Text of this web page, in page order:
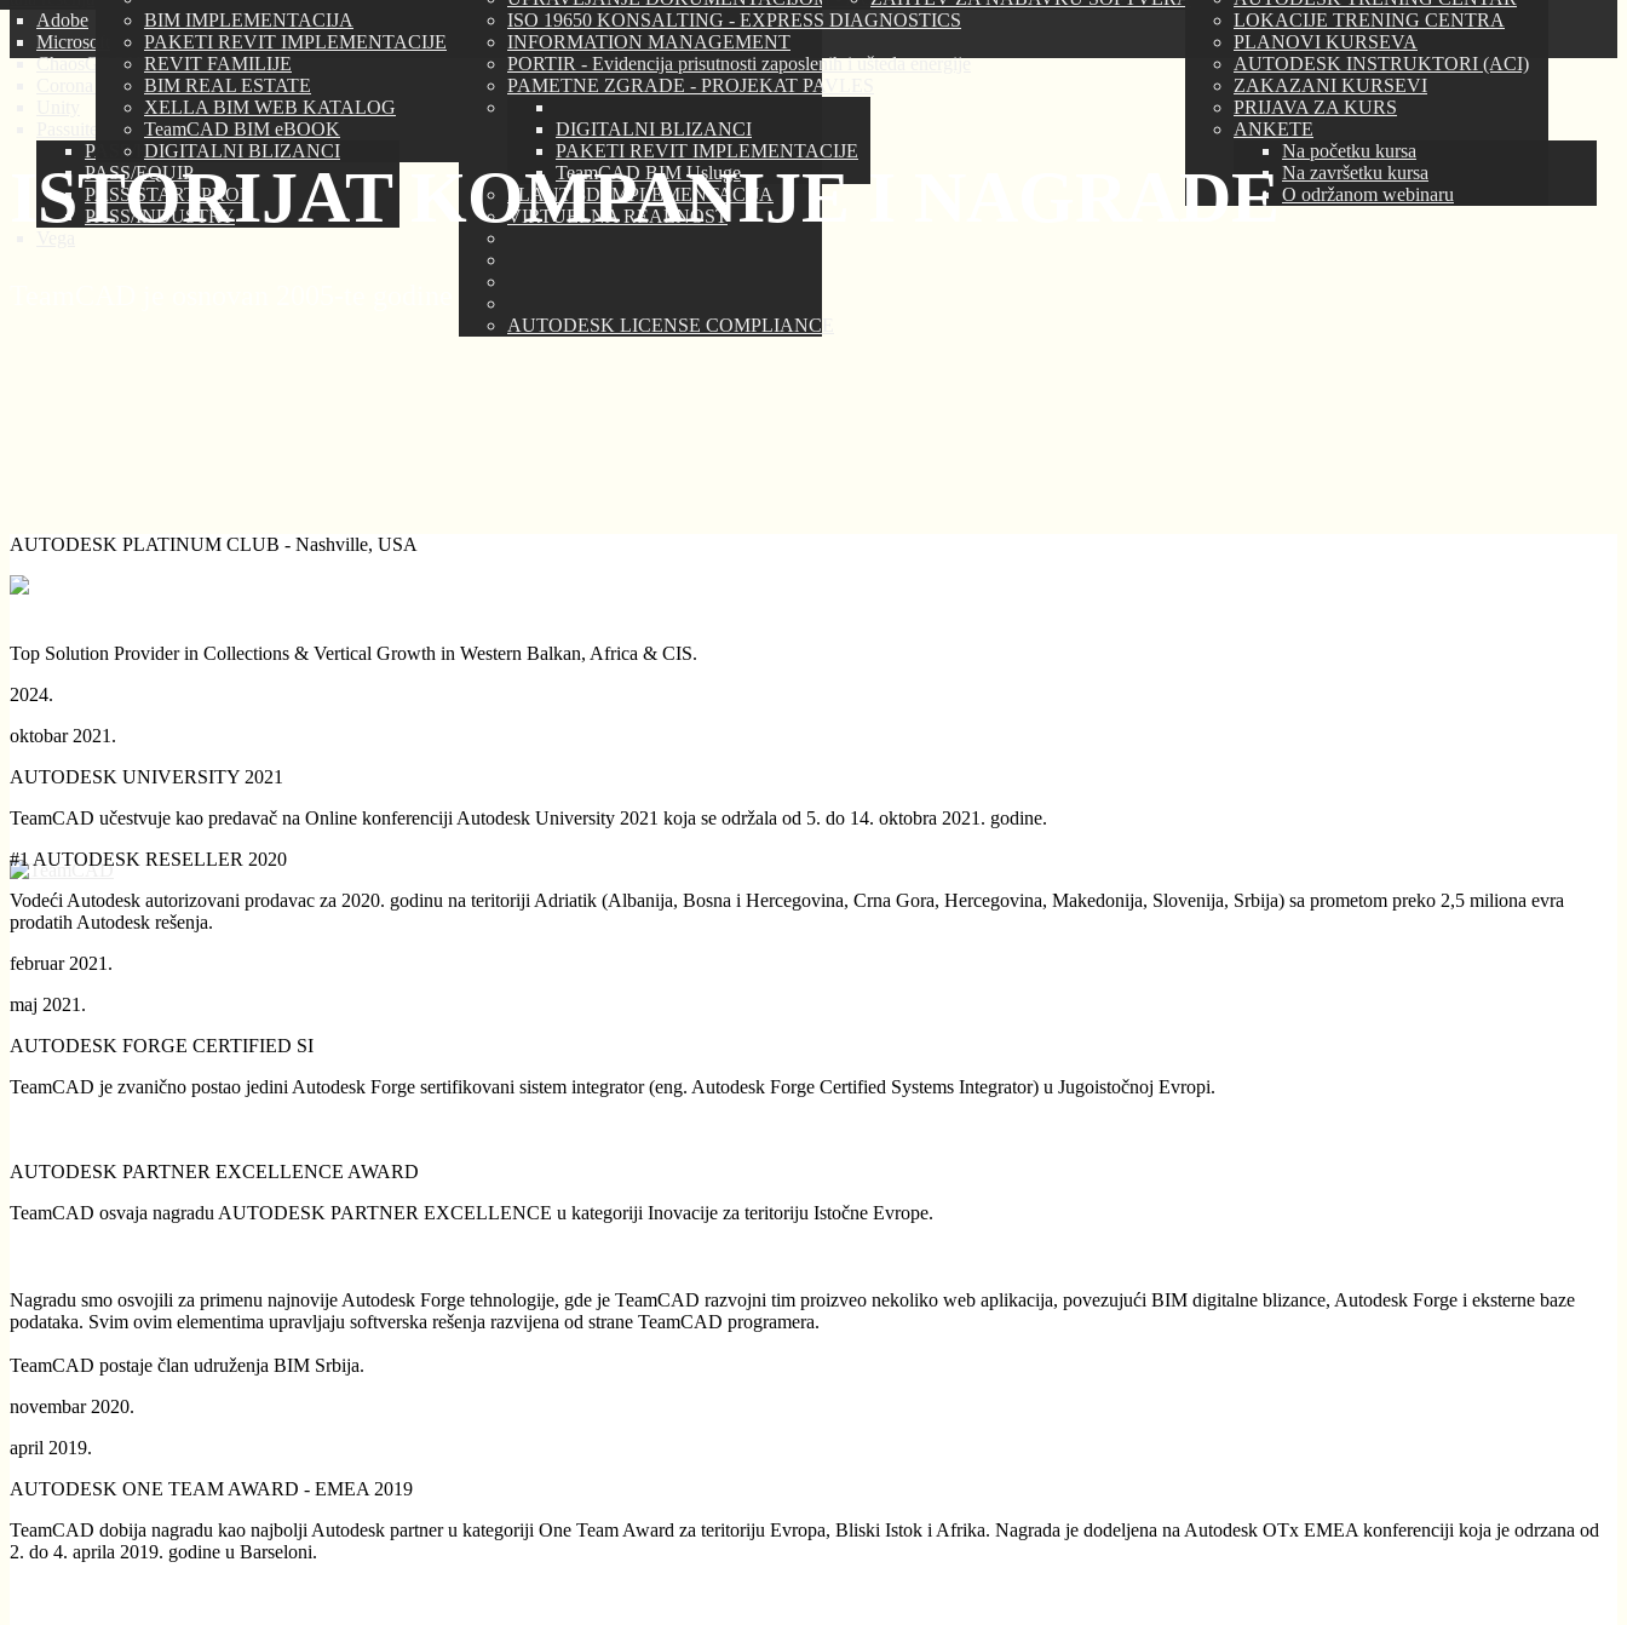
Adobe
Microsoft
ChaosGROUP
Corona Renderer
PASS/HYDROSYSTEM
PASS/EQUIP
PASS/START-PROF
PASS/INDUSTRY
BIM IMPLEMENTACIJA
PAKETI REVIT IMPLEMENTACIJE
REVIT FAMILIJE
BIM REAL ESTATE
XELLA BIM WEB KATALOG
TeamCAD BIM eBOOK
DIGITALNI BLIZANCI
ISO 19650 KONSALTING - EXPRESS DIAGNOSTICS
INFORMATION MANAGEMENT
PORTIR - Evidencija prisutnosti zaposlenih i ušteda energije
PAMETNE ZGRADE - PROJEKAT PAVLES
DIGITALNI BLIZANCI
PAKETI REVIT IMPLEMENTACIJE
TeamCAD BIM Usluge
PLANT 3D IMPLEMENTACIJA
VIRTUELNA REALNOST
AUTODESK LICENSE COMPLIANCE
LOKACIJE TRENING CENTRA
PLANOVI KURSEVA
AUTODESK INSTRUKTORI (ACI)
ZAKAZANI KURSEVI
PRIJAVA ZA KURS
ANKETE
Na početku kursa
Na završetku kursa
O održanom webinaru
ISTORIJAT KOMPANIJE I NAGRADE
AUTODESK PLATINUM CLUB - Nashville, USA
Top Solution Provider in Collections & Vertical Growth in Western Balkan, Africa & CIS.
2024.
oktobar 2021.
AUTODESK UNIVERSITY 2021
TeamCAD učestvuje kao predavač na Online konferenciji Autodesk University 2021 koja se održala od 5. do 14. oktobra 2021. godine.
#1 AUTODESK RESELLER 2020
Vodeći Autodesk autorizovani prodavac za 2020. godinu na teritoriji Adriatik (Albanija, Bosna i Hercegovina, Crna Gora, Hercegovina, Makedonija, Slovenija, Srbija) sa prometom preko 2,5 miliona evra
prodatih Autodesk rešenja.
februar 2021.
maj 2021.
AUTODESK FORGE CERTIFIED SI
TeamCAD je zvanično postao jedini Autodesk Forge sertifikovani sistem integrator (eng. Autodesk Forge Certified Systems Integrator) u Jugoistočnoj Evropi.
AUTODESK PARTNER EXCELLENCE AWARD
TeamCAD osvaja nagradu AUTODESK PARTNER EXCELLENCE u kategoriji Inovacije za teritoriju Istočne Evrope.
Nagradu smo osvojili za primenu najnovije Autodesk Forge tehnologije, gde je TeamCAD razvojni tim proizveo nekoliko web aplikacija, povezujući BIM digitalne blizance, Autodesk Forge i eksterne baze
podataka. Svim ovim elementima upravljaju softverska rešenja razvijena od strane TeamCAD programera.
TeamCAD postaje član udruženja BIM Srbija.
novembar 2020.
april 2019.
AUTODESK ONE TEAM AWARD - EMEA 2019
TeamCAD dobija nagradu kao najbolji Autodesk partner u kategoriji One Team Award za teritoriju Evropa, Bliski Istok i Afrika. Nagrada je dodeljena na Autodesk OTx EMEA konferenciji koja je odrzana od
2. do 4. aprila 2019. godine u Barseloni.